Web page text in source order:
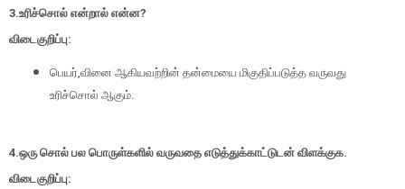
3.உரிச்சொல் என்றால் என்ன?
விடைகுறிப்பு:
பெயர்,வினை ஆகியவற்றின் தன்மையை மிகுதிப்படுத்த வருவது
உரிச்சொல் ஆகும்.
4.ஒரு சொல் பல பொருள்களில் வருவதை எடுத்துக்காட்டுடன் விளக்குக.
விடைகுறிப்பு: